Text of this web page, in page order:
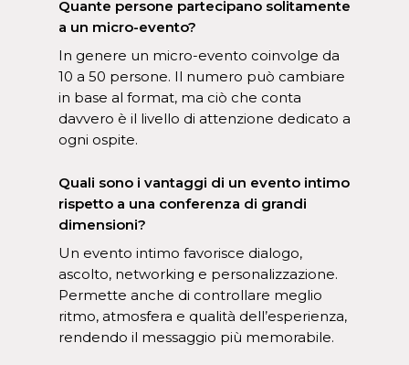
Quante persone partecipano solitamente
a un micro-evento?
In genere un micro-evento coinvolge da
10 a 50 persone. Il numero può cambiare
in base al format, ma ciò che conta
davvero è il livello di attenzione dedicato a
ogni ospite.
Quali sono i vantaggi di un evento intimo
rispetto a una conferenza di grandi
dimensioni?
Un evento intimo favorisce dialogo,
ascolto, networking e personalizzazione.
Permette anche di controllare meglio
ritmo, atmosfera e qualità dell’esperienza,
rendendo il messaggio più memorabile.